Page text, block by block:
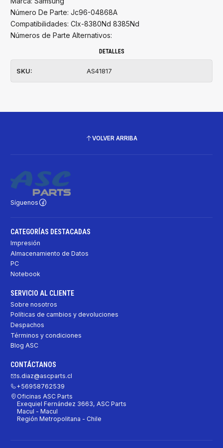
Número De Parte: Jc96-04868A
Compatibilidades: Clx-8380Nd 8385Nd
Números de Parte Alternativos:
DETALLES
SKU: AS41817
VOLVER ARRIBA
Síguenos
CATEGORÍAS DESTACADAS
Impresión
Almacenamiento de Datos
PC
Notebook
SERVICIO AL CLIENTE
Sobre nosotros
Políticas de cambios y devoluciones
Despachos
Términos y condiciones
Blog ASC
CONTÁCTANOS
s.diaz@ascparts.cl
+56958762539
Oficinas ASC Parts
Exequiel Fernández 3663, ASC Parts
Macul - Macul
Región Metropolitana - Chile